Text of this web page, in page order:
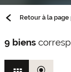
Retour à la
9 biens